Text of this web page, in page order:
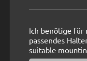
Ich benötige für
passendes
suitable